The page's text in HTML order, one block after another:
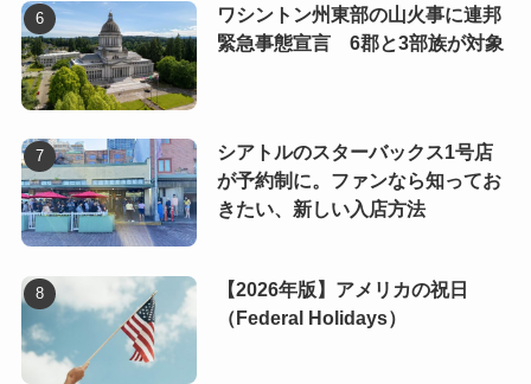
ワシントン州東部の山火事に連邦
緊急事態宣言 6郡と3部族が対象
シアトルのスターバックス1号店
が予約制に。ファンなら知ってお
きたい、新しい入店方法
【2026年版】アメリカの祝日
（Federal Holidays）